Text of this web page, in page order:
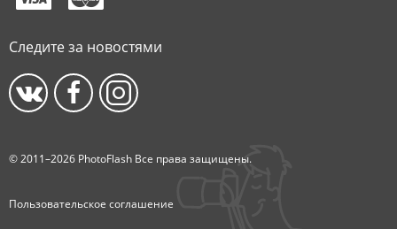
Следите за новостями
© 2011–2026 PhotoFlash Все права защищены.
Пользовательское соглашение